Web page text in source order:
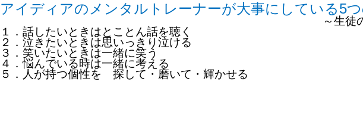
アイディアのメンタルトレーナーが大事にしている5
～生徒
１．話したいときはとことん話を聴く
２．泣きたいときは思いっきり泣ける
３．笑いたいときは一緒に笑う
４．悩んでいる時は一緒に考える
５．人が持つ個性を 探して・磨いて・輝かせる